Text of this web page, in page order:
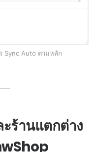
Sync Auto ตามหลัก
ร้านแตกต่าง